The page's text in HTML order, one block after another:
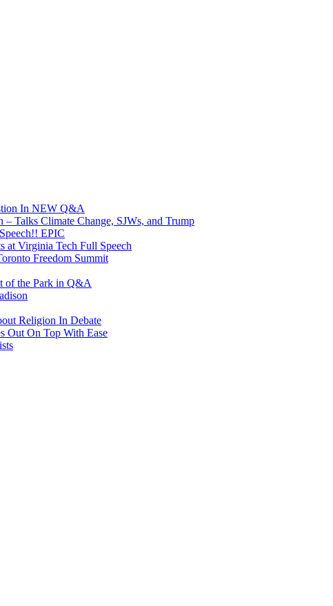
In NEW Q&A
Talks Climate Change, SJWs, and Trump
EPIC
at Virginia Tech Full Speech
Freedom Summit
of the Park in Q&A
Religion In Debate
Out On Top With Ease